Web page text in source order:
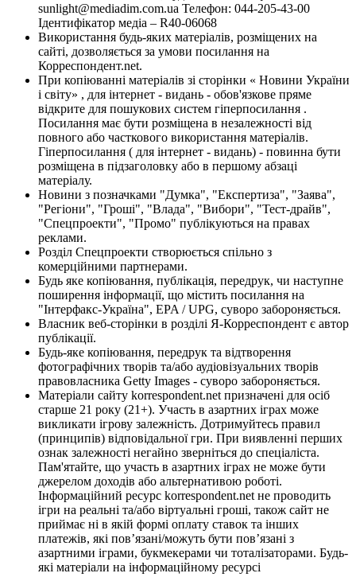
sunlight@mediadim.com.ua Телефон: 044-205-43-00
Ідентифікатор медіа – R40-06068
Використання будь-яких матеріалів, розміщених на
сайті, дозволяється за умови посилання на
Корреспондент.net.
При копіюванні матеріалів зі сторінки « Новини України
і світу» , для інтернет - видань - обов'язкове пряме
відкрите для пошукових систем гіперпосилання .
Посилання має бути розміщена в незалежності від
повного або часткового використання матеріалів.
Гіперпосилання ( для інтернет - видань) - повинна бути
розміщена в підзаголовку або в першому абзаці
матеріалу.
Новини з позначками "Думка", "Експертиза", "Заява",
"Регіони", "Гроші", "Влада", "Вибори", "Тест-драйв",
"Спецпроекти", "Промо" публікуються на правах
реклами.
Розділ Спецпроекти створюється спільно з
комерційними партнерами.
Будь яке копіювання, публікація, передрук, чи наступне
поширення інформації, що містить посилання на
"Інтерфакс-Україна", EPA / UPG, суворо забороняється.
Власник веб-сторінки в розділі Я-Корреспондент є автор
публікації.
Будь-яке копіювання, передрук та відтворення
фотографічних творів та/або аудіовізуальних творів
правовласника Getty Images - суворо забороняється.
Матеріали сайту korrespondent.net призначені для осіб
старше 21 року (21+). Участь в азартних іграх може
викликати ігрову залежність. Дотримуйтесь правил
(принципів) відповідальної гри. При виявленні перших
ознак залежності негайно зверніться до спеціаліста.
Пам'ятайте, що участь в азартних іграх не може бути
джерелом доходів або альтернативою роботі.
Інформаційний ресурс korrespondent.net не проводить
ігри на реальні та/або віртуальні гроші, також сайт не
приймає ні в якій формі оплату ставок та інших
платежів, які пов’язані/можуть бути пов’язані з
азартними іграми, букмекерами чи тоталізаторами. Будь-
які матеріали на інформаційному ресурсі